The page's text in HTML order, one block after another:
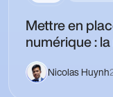
Mettre en
numérique :
Nicolas Huynh